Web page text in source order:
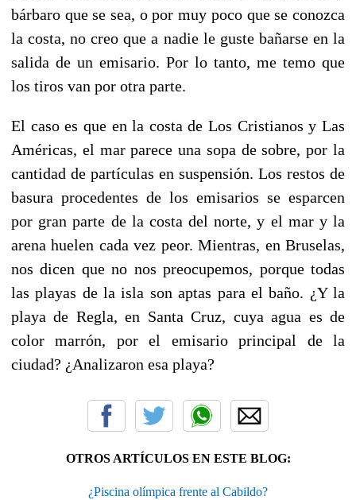
bárbaro que se sea, o por muy poco que se conozca
la costa, no creo que a nadie le guste bañarse en la
salida de un emisario. Por lo tanto, me temo que
los tiros van por otra parte.
El caso es que en la costa de Los Cristianos y Las
Américas, el mar parece una sopa de sobre, por la
cantidad de partículas en suspensión. Los restos de
basura procedentes de los emisarios se esparcen
por gran parte de la costa del norte, y el mar y la
arena huelen cada vez peor. Mientras, en Bruselas,
nos dicen que no nos preocupemos, porque todas
las playas de la isla son aptas para el baño. ¿Y la
playa de Regla, en Santa Cruz, cuya agua es de
color marrón, por el emisario principal de la
ciudad? ¿Analizaron esa playa?
OTROS ARTÍCULOS EN ESTE BLOG:
¿Piscina olímpica frente al Cabildo?